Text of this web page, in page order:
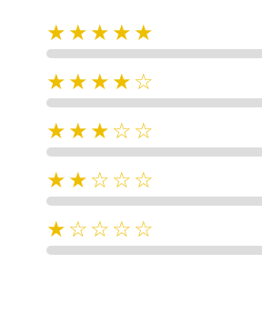
★★★★★
★★★★☆
★★★☆☆
★★☆☆☆
★☆☆☆☆